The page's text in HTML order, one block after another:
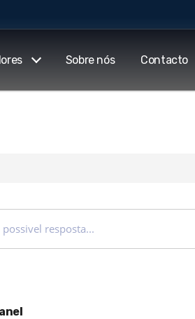
Sobre nós Contacto